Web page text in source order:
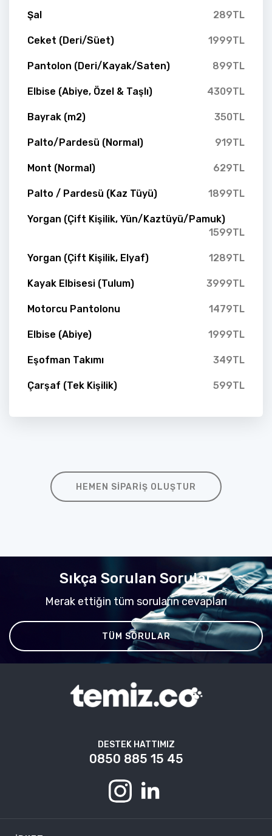
Şal 289TL
Ceket (Deri/Süet) 1999TL
Pantolon (Deri/Kayak/Saten) 899TL
Elbise (Abiye, Özel & Taşlı) 4309TL
Bayrak (m2) 350TL
Palto/Pardesü (Normal) 919TL
Mont (Normal) 629TL
Palto / Pardesü (Kaz Tüyü) 1899TL
Yorgan (Çift Kişilik, Yün/Kaztüyü/Pamuk)
1599TL
Yorgan (Çift Kişilik, Elyaf) 1289TL
Kayak Elbisesi (Tulum) 3999TL
Motorcu Pantolonu 1479TL
Elbise (Abiye) 1999TL
Eşofman Takımı 349TL
Çarşaf (Tek Kişilik) 599TL
HEMEN SIPARIŞ OLUŞTUR
Sıkça Sorulan Sorular
Merak ettiğin tüm soruların cevapları
TÜM SORULAR
DESTEK HATTIMIZ
0850 885 15 45